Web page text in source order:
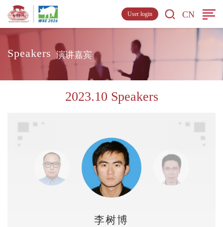
CN
User login
Speakers 演讲嘉宾
2023.10 Speakers
李树博